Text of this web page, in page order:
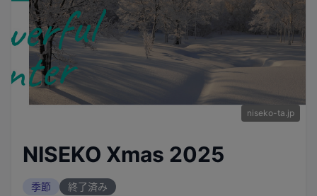
niseko-ta.jp
NISEKO Xmas 2025
季節 終了済み